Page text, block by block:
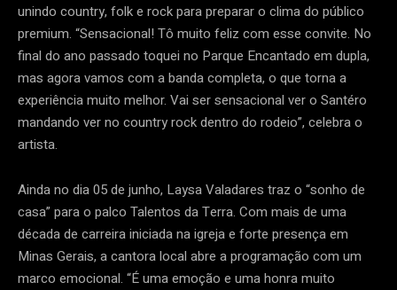
unindo country, folk e rock para preparar o clima do público
premium. “Sensacional! Tô muito feliz com esse convite. No
final do ano passado toquei no Parque Encantado em dupla,
mas agora vamos com a banda completa, o que torna a
experiência muito melhor. Vai ser sensacional ver o Santéro
mandando ver no country rock dentro do rodeio”, celebra o
artista.
Ainda no dia 05 de junho, Laysa Valadares traz o “sonho de
casa” para o palco Talentos da Terra. Com mais de uma
década de carreira iniciada na igreja e forte presença em
Minas Gerais, a cantora local abre a programação com um
marco emocional. “É uma emoção e uma honra muito